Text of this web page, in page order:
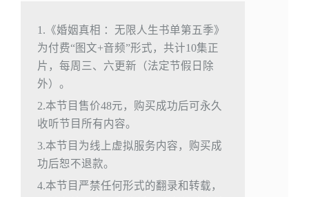
1.《婚姻真相 ：无限人生书单第五季》
为付费“图文+音频”形式，共计10集正
片，每周三、六更新（法定节假日除
外）。
2.本节目售价48元，购买成功后可永久
收听节目所有内容。
3.本节目为线上虚拟服务内容，购买成
功后恕不退款。
4.本节目严禁任何形式的翻录和转载，